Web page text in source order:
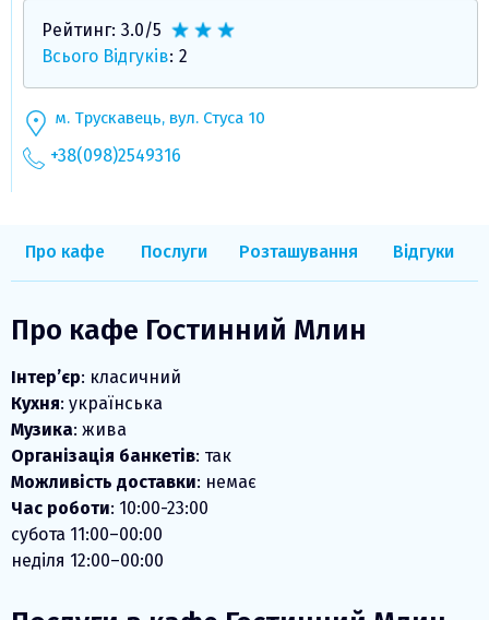
Рейтинг: 3.0/5
Всього Відгуків: 2
м. Трускавець, вул. Стуса 10
+38(098)2549316
Про кафе Послуги Розташування Відгуки
Про кафе Гостинний Млин
Інтер’єр: класичний
Кухня: українська
Музика: жива
Організація банкетів: так
Можливість доставки: немає
Час роботи: 10:00-23:00
субота 11:00–00:00
неділя 12:00–00:00